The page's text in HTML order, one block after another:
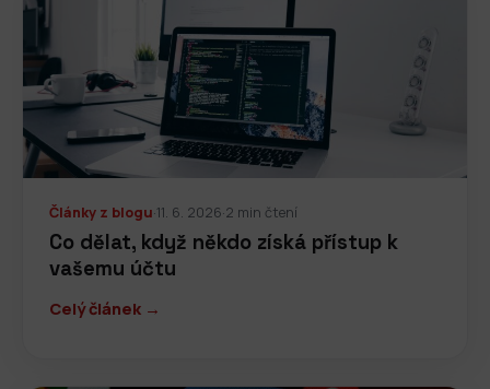
Články z blogu·11. 6. 2026·2 min čtení
Co dělat, když někdo získá přístup k
vašemu účtu
Celý článek →